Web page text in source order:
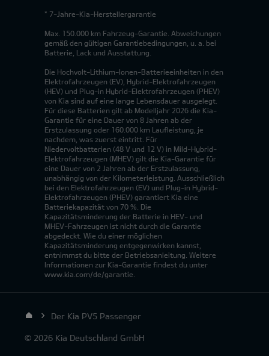
* 7-Jahre-Kia-Herstellergarantie
Max. 150.000 km Fahrzeug-Garantie. Abweichungen
gemäß den gültigen Garantiebedingungen, u. a. bei
Batterie, Lack und Ausstattung.
Die Hochvolt-Lithium-Ionen-Batterieeinheiten in den
Elektrofahrzeugen (EV), Hybrid-Elektrofahrzeugen
(HEV) und Plug-in Hybrid-Elektrofahrzeugen (PHEV)
von Kia sind auf eine lange Lebensdauer ausgelegt.
Für diese Batterien gilt ab Modelljahr 2026 die Kia-
Garantie für eine Dauer von 8 Jahren ab der
Erstzulassung oder 160.000 km Laufleistung, je
nachdem, was zuerst eintritt. Für
Niedervoltbatterien (48 V und 12 V) in Mild-Hybrid-
Elektrofahrzeugen (MHEV) gilt die Kia-Garantie für
eine Dauer von 2 Jahren ab der Erstzulassung,
unabhängig von der Kilometerleistung. Ausschließlich
bei den Elektrofahrzeugen (EV) und Plug-in Hybrid-
Elektrofahrzeugen (PHEV) garantiert Kia eine
Batteriekapazität von 70 %. Die
Kapazitätsminderung der Batterie in HEV- und
MHEV-Fahrzeugen ist nicht durch die Garantie
abgedeckt. Wie du einer möglichen
Kapazitätsminderung entgegenwirken kannst,
entnimmst du bitte der Betriebsanleitung. Weitere
Informationen zur Kia-Garantie findest du unter
www.kia.com/de/garantie.
Der Kia PV5 Passenger
© 2026 Kia Deutschland GmbH